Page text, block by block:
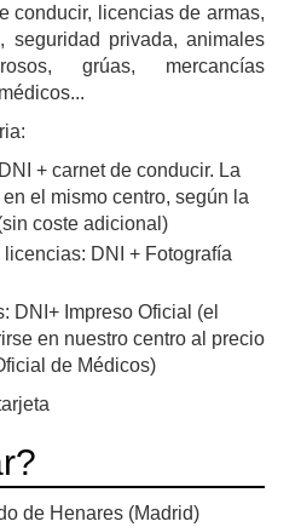
conducir, licencias de armas,
seguridad privada, animales
grúas, mercancías
+ carnet de conducir. La
el mismo centro, según la
coste adicional)
DNI + Fotografía
DNI+ Impreso Oficial (el
en nuestro centro al precio
de Médicos)
de Henares (Madrid)